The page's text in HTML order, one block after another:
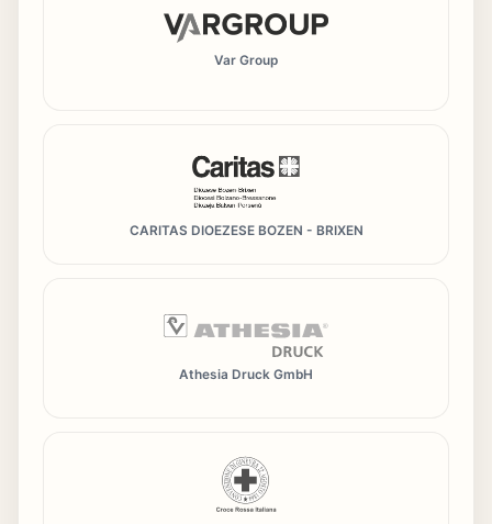
Var Group
CARITAS DIOEZESE BOZEN - BRIXEN
Athesia Druck GmbH